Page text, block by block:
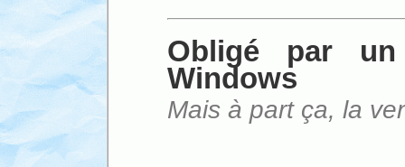
Obligé par
Windows
Mais à part ça, la